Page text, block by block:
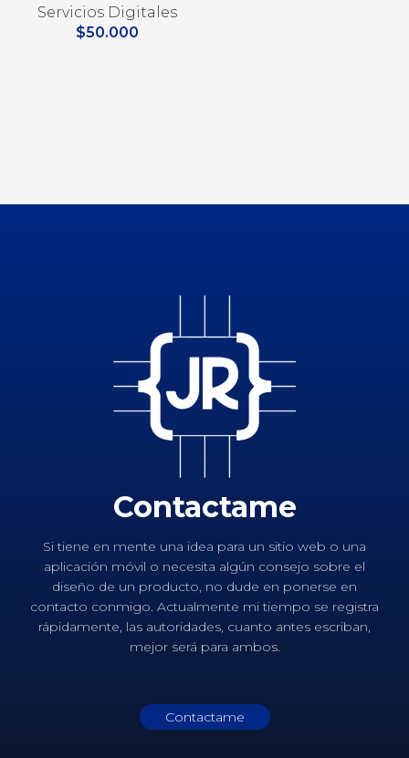
Servicios Digitales
$50.000
Contactame
Si tiene en mente una idea para un sitio web o una
aplicación móvil o necesita algún consejo sobre el
diseño de un producto, no dude en ponerse en
contacto conmigo. Actualmente mi tiempo se registra
rápidamente, las autoridades, cuanto antes escriban,
mejor será para ambos.
Contactame